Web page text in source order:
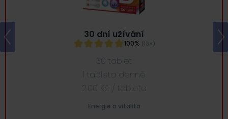
30 dní užívání
100% (13×)
30 tablet
1 tableta denně
2.00 Kč / tableta
Energie a vitalita